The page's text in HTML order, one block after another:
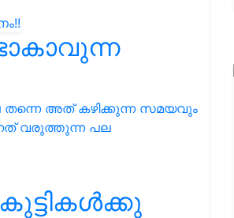
അത് കഴിക്കുന്ന സമയവും
വരുത്തുന്ന പല